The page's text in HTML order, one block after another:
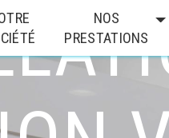
NOS
PRESTATIONS